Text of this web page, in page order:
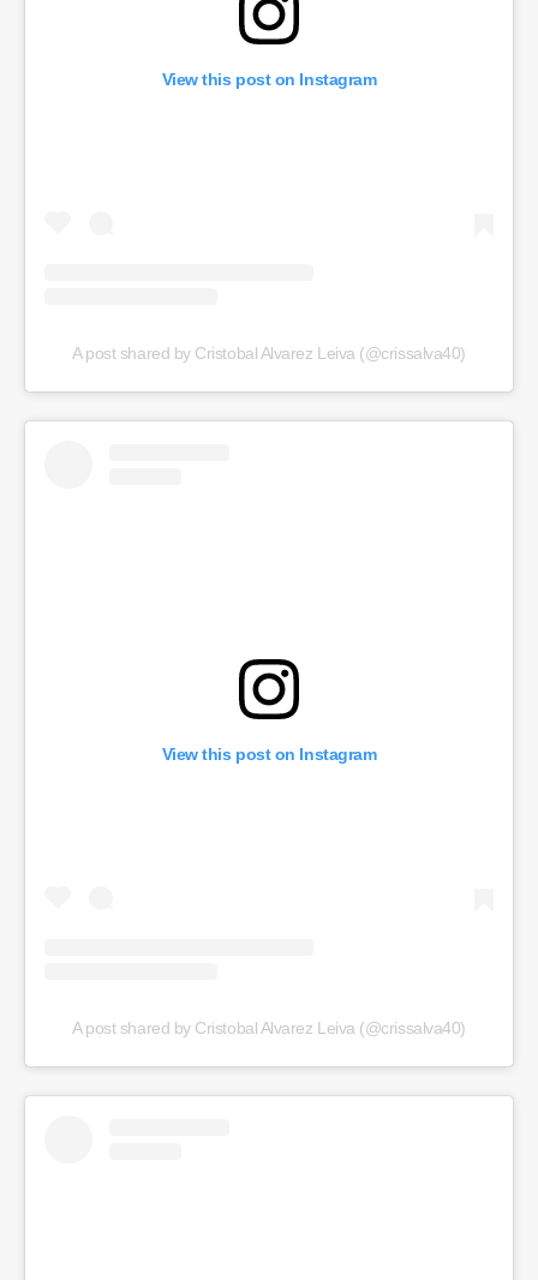
View this post on Instagram
A post shared by Cristobal Alvarez Leiva (@crissalva40)
View this post on Instagram
A post shared by Cristobal Alvarez Leiva (@crissalva40)